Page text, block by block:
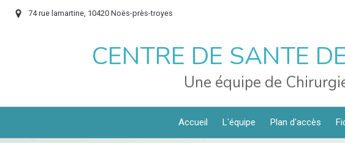
74 rue lamartine, 10420 Noës-près-troyes
CENTRE DE SANTE
Une équipe de
Accueil L'équipe Plan d'accès